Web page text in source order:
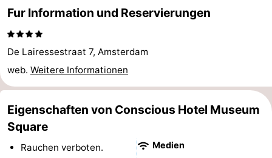
Attraktionen
&
-
Denkmäler
-
Kirchen
-
Fur Information und Reservierungen
De Lairessestraat 7, Amsterdam
web. Weitere Informationen
Eigenschaften von Conscious Hotel Museum
Square
Rauchen verboten. Medien